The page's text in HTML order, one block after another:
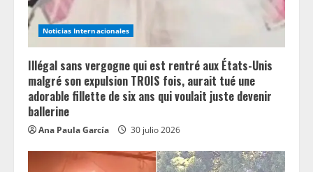
n
g Noticias Internacionales
Illégal sans vergogne qui est rentré aux États-Unis
malgré son expulsion TROIS fois, aurait tué une
adorable fillette de six ans qui voulait juste devenir
ballerine
Ana Paula García 30 julio 2026